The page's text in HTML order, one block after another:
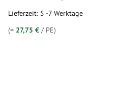
Lieferzeit: 5 -7 Werktage
(= 27,75 € / PE)